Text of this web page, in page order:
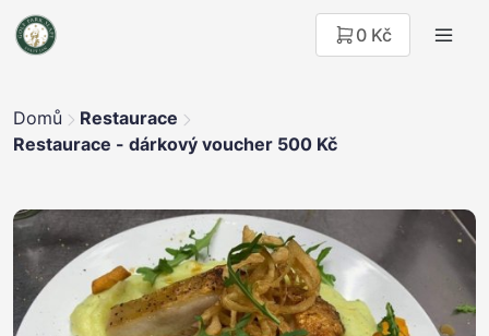
0 Kč
Domů
Restaurace
Restaurace - dárkový voucher 500 Kč